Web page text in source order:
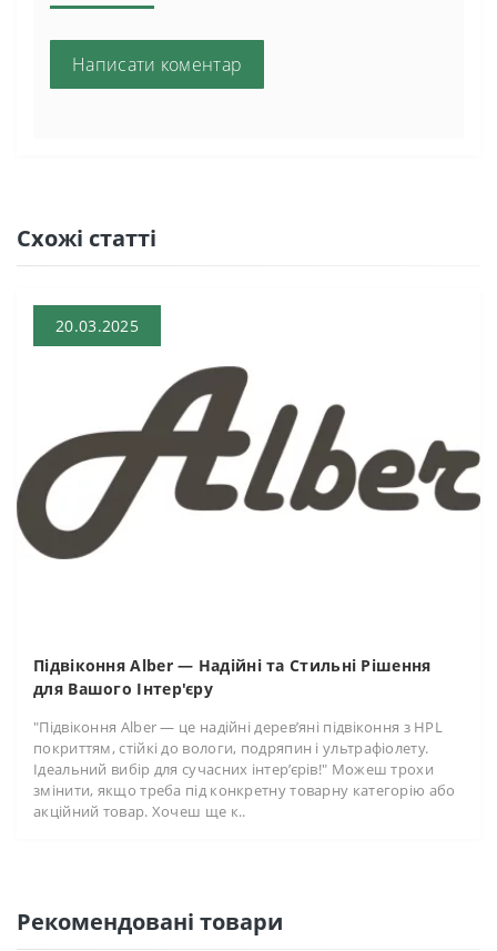
Написати коментар
Схожі статті
20.03.2025
Підвіконня Alber — Надійні та Стильні Рішення
для Вашого Інтер'єру
"Підвіконня Alber — це надійні дерев’яні підвіконня з HPL
покриттям, стійкі до вологи, подряпин і ультрафіолету.
Ідеальний вибір для сучасних інтер’єрів!" Можеш трохи
змінити, якщо треба під конкретну товарну категорію або
акційний товар. Хочеш ще к..
Рекомендовані товари